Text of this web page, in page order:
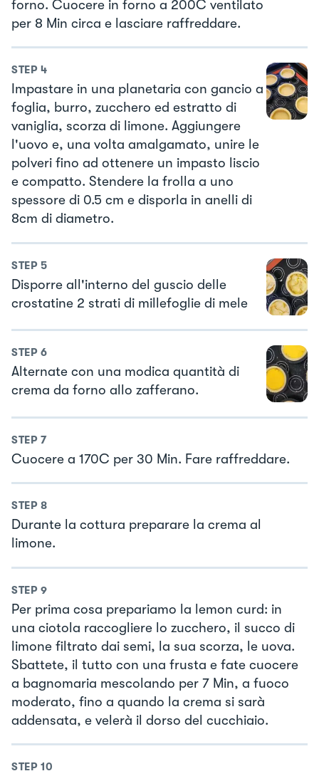
forno. Cuocere in forno a 200C ventilato
per 8 Min circa e lasciare raffreddare.
STEP 4
Impastare in una planetaria con gancio a
foglia, burro, zucchero ed estratto di
vaniglia, scorza di limone. Aggiungere
l'uovo e, una volta amalgamato, unire le
polveri fino ad ottenere un impasto liscio
e compatto. Stendere la frolla a uno
spessore di 0.5 cm e disporla in anelli di
8cm di diametro.
STEP 5
Disporre all'interno del guscio delle
crostatine 2 strati di millefoglie di mele
STEP 6
Alternate con una modica quantità di
crema da forno allo zafferano.
STEP 7
Cuocere a 170C per 30 Min. Fare raffreddare.
STEP 8
Durante la cottura preparare la crema al
limone.
STEP 9
Per prima cosa prepariamo la lemon curd: in
una ciotola raccogliere lo zucchero, il succo di
limone filtrato dai semi, la sua scorza, le uova.
Sbattete, il tutto con una frusta e fate cuocere
a bagnomaria mescolando per 7 Min, a fuoco
moderato, fino a quando la crema si sarà
addensata, e velerà il dorso del cucchiaio.
STEP 10